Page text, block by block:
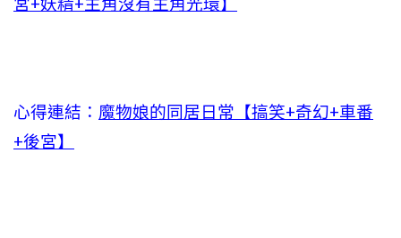
心得連結： 魔物娘的同居日常【搞笑+奇幻+車番
+後宮】